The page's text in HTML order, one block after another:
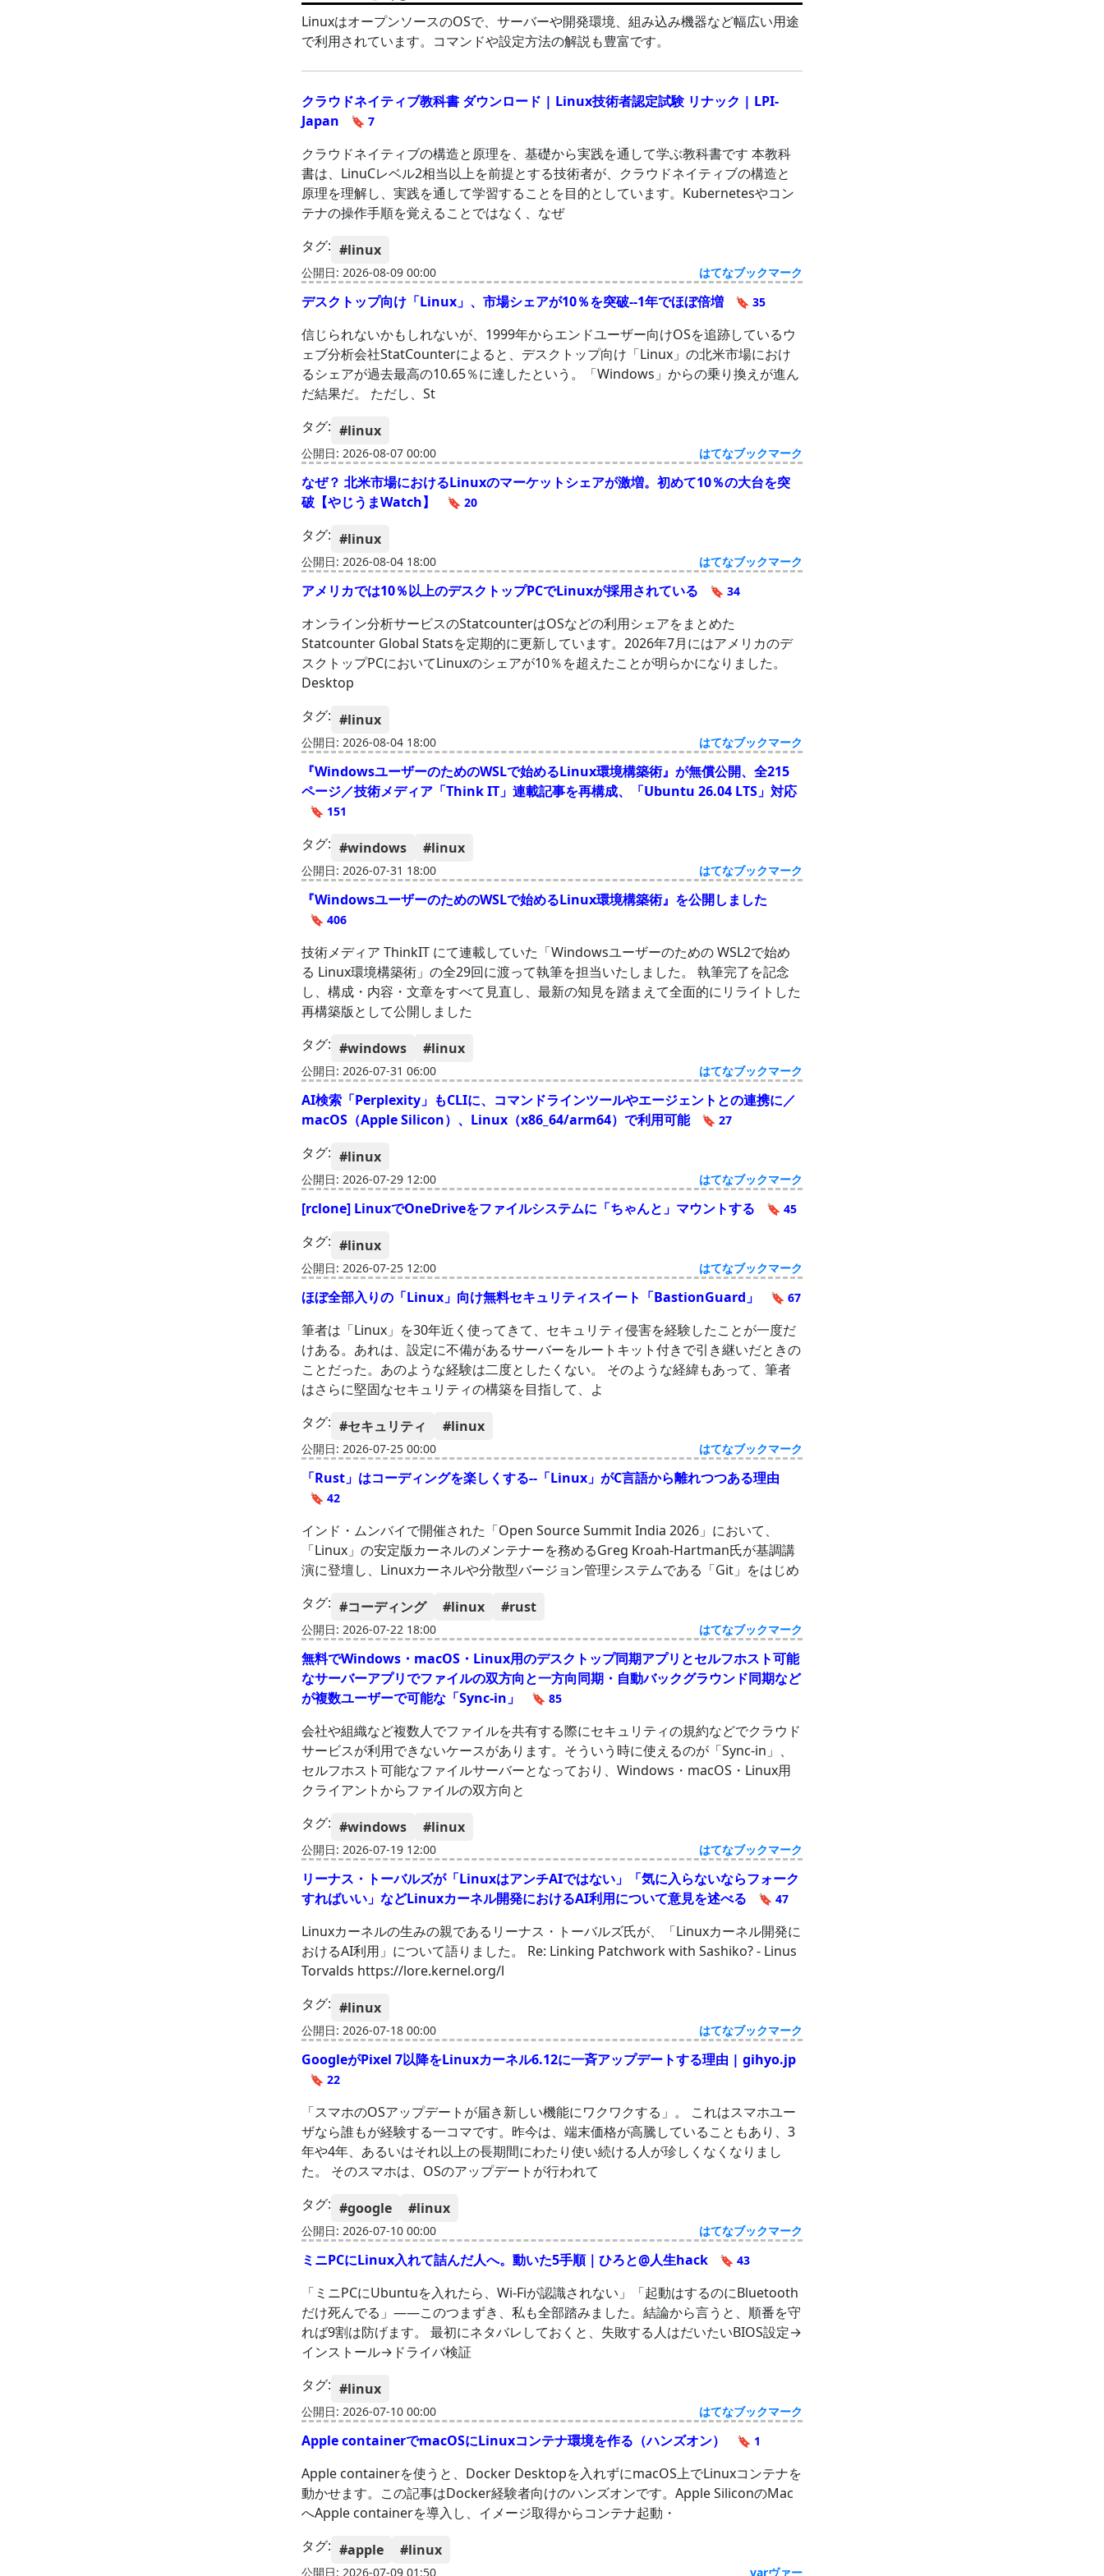
LinuxはオープンソースのOSで、サーバーや開発環境、組み込み機器など幅広い用途
で利用されています。コマンドや設定方法の解説も豊富です。
クラウドネイティブ教科書 ダウンロード | Linux技術者認定試験 リナック | LPI-
Japan
🔖 7
クラウドネイティブの構造と原理を、基礎から実践を通して学ぶ教科書です 本教科
書は、LinuCレベル2相当以上を前提とする技術者が、クラウドネイティブの構造と
原理を理解し、実践を通して学習することを目的としています。Kubernetesやコン
テナの操作手順を覚えることではなく、なぜ
タグ: #linux
公開日: 2026-08-09 00:00 はてなブックマーク
デスクトップ向け「Linux」、市場シェアが10％を突破--1年でほぼ倍増 🔖 35
信じられないかもしれないが、1999年からエンドユーザー向けOSを追跡しているウ
ェブ分析会社StatCounterによると、デスクトップ向け「Linux」の北米市場におけ
るシェアが過去最高の10.65％に達したという。「Windows」からの乗り換えが進ん
だ結果だ。 ただし、St
タグ: #linux
公開日: 2026-08-07 00:00 はてなブックマーク
なぜ？ 北米市場におけるLinuxのマーケットシェアが激増。初めて10％の大台を突
破【やじうまWatch】
🔖 20
タグ: #linux
公開日: 2026-08-04 18:00 はてなブックマーク
アメリカでは10％以上のデスクトップPCでLinuxが採用されている 🔖 34
オンライン分析サービスのStatcounterはOSなどの利用シェアをまとめた
Statcounter Global Statsを定期的に更新しています。2026年7月にはアメリカのデ
スクトップPCにおいてLinuxのシェアが10％を超えたことが明らかになりました。
Desktop
タグ: #linux
公開日: 2026-08-04 18:00 はてなブックマーク
『WindowsユーザーのためのWSLで始めるLinux環境構築術』が無償公開、全215
ページ／技術メディア「Think IT」連載記事を再構成、「Ubuntu 26.04 LTS」対応
🔖 151
タグ: #windows #linux
公開日: 2026-07-31 18:00 はてなブックマーク
『WindowsユーザーのためのWSLで始めるLinux環境構築術』を公開しました
🔖 406
技術メディア ThinkIT にて連載していた「Windowsユーザーのための WSL2で始め
る Linux環境構築術」の全29回に渡って執筆を担当いたしました。 執筆完了を記念
し、構成・内容・文章をすべて見直し、最新の知見を踏まえて全面的にリライトした
再構築版として公開しました
タグ: #windows #linux
公開日: 2026-07-31 06:00 はてなブックマーク
AI検索「Perplexity」もCLIに、コマンドラインツールやエージェントとの連携に／
macOS（Apple Silicon）、Linux（x86_64/arm64）で利用可能
🔖 27
タグ: #linux
公開日: 2026-07-29 12:00 はてなブックマーク
[rclone] LinuxでOneDriveをファイルシステムに「ちゃんと」マウントする 🔖 45
タグ: #linux
公開日: 2026-07-25 12:00 はてなブックマーク
ほぼ全部入りの「Linux」向け無料セキュリティスイート「BastionGuard」 🔖 67
筆者は「Linux」を30年近く使ってきて、セキュリティ侵害を経験したことが一度だ
けある。あれは、設定に不備があるサーバーをルートキット付きで引き継いだときの
ことだった。あのような経験は二度としたくない。 そのような経緯もあって、筆者
はさらに堅固なセキュリティの構築を目指して、よ
タグ: #セキュリティ #linux
公開日: 2026-07-25 00:00 はてなブックマーク
「Rust」はコーディングを楽しくする--「Linux」がC言語から離れつつある理由
🔖 42
インド・ムンバイで開催された「Open Source Summit India 2026」において、
「Linux」の安定版カーネルのメンテナーを務めるGreg Kroah-Hartman氏が基調講
演に登壇し、Linuxカーネルや分散型バージョン管理システムである「Git」をはじめ
タグ: #コーディング #linux #rust
公開日: 2026-07-22 18:00 はてなブックマーク
無料でWindows・macOS・Linux用のデスクトップ同期アプリとセルフホスト可能
なサーバーアプリでファイルの双方向と一方向同期・自動バックグラウンド同期など
が複数ユーザーで可能な「Sync-in」
🔖 85
会社や組織など複数人でファイルを共有する際にセキュリティの規約などでクラウド
サービスが利用できないケースがあります。そういう時に使えるのが「Sync-in」、
セルフホスト可能なファイルサーバーとなっており、Windows・macOS・Linux用
クライアントからファイルの双方向と
タグ: #windows #linux
公開日: 2026-07-19 12:00 はてなブックマーク
リーナス・トーバルズが「LinuxはアンチAIではない」「気に入らないならフォーク
すればいい」などLinuxカーネル開発におけるAI利用について意見を述べる
🔖 47
Linuxカーネルの生みの親であるリーナス・トーバルズ氏が、「Linuxカーネル開発に
おけるAI利用」について語りました。 Re: Linking Patchwork with Sashiko? - Linus
Torvalds https://lore.kernel.org/l
タグ: #linux
公開日: 2026-07-18 00:00 はてなブックマーク
GoogleがPixel 7以降をLinuxカーネル6.12に一斉アップデートする理由 | gihyo.jp
🔖 22
「スマホのOSアップデートが届き新しい機能にワクワクする⁠」⁠。 これはスマホユー
ザなら誰もが経験する一コマです。昨今は、端末価格が高騰していることもあり、3
年や4年、あるいはそれ以上の長期間にわたり使い続ける人が珍しくなくなりまし
た。 そのスマホは、OSのアップデートが行われて
タグ: #google #linux
公開日: 2026-07-10 00:00 はてなブックマーク
ミニPCにLinux入れて詰んだ人へ。動いた5手順｜ひろと@人生hack 🔖 43
「ミニPCにUbuntuを入れたら、Wi-Fiが認識されない」「起動はするのにBluetooth
だけ死んでる」——このつまずき、私も全部踏みました。結論から言うと、順番を守
れば9割は防げます。 最初にネタバレしておくと、失敗する人はだいたいBIOS設定→
インストール→ドライバ検証
タグ: #linux
公開日: 2026-07-10 00:00 はてなブックマーク
Apple containerでmacOSにLinuxコンテナ環境を作る（ハンズオン） 🔖 1
Apple containerを使うと、Docker Desktopを入れずにmacOS上でLinuxコンテナを
動かせます。この記事はDocker経験者向けのハンズオンです。Apple SiliconのMac
へApple containerを導入し、イメージ取得からコンテナ起動・
タグ: #apple #linux
公開日: 2026-07-09 01:50 varヴァー